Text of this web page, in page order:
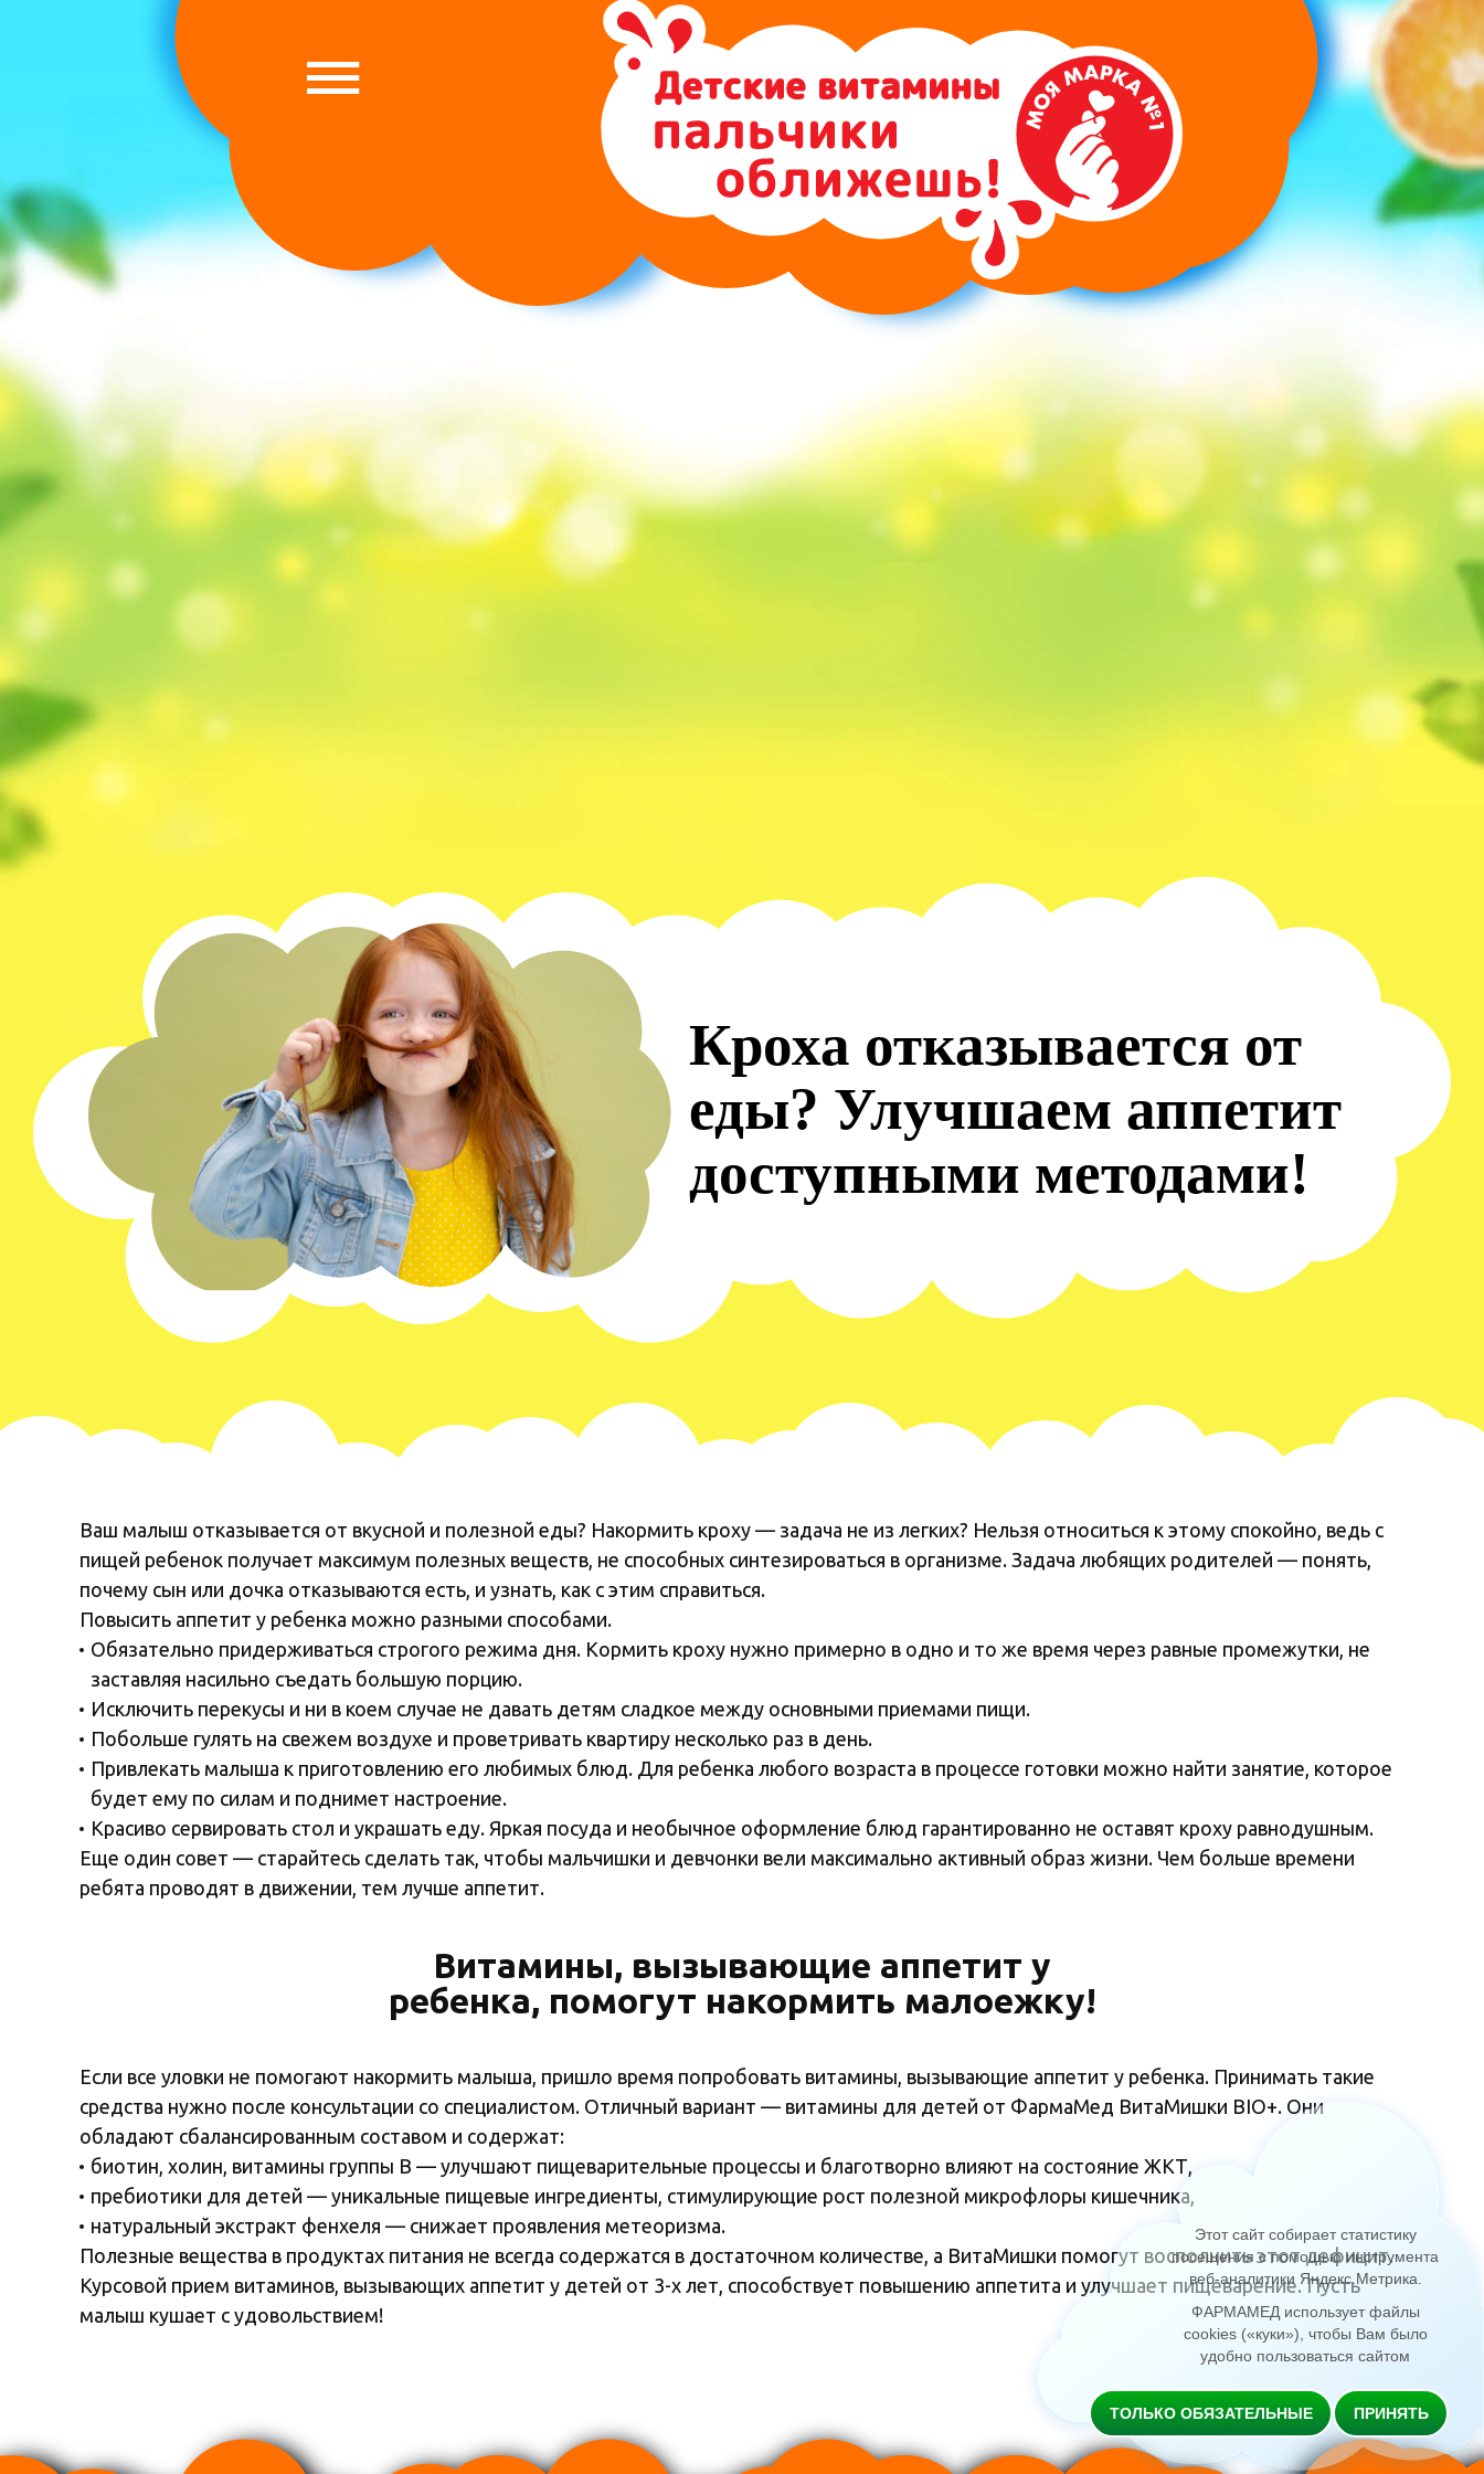
Кроха отказывается от
еды? Улучшаем аппетит
доступными методами!
Ваш малыш отказывается от вкусной и полезной еды? Накормить кроху — задача не из легких? Нельзя относиться к этому спокойно, ведь с
пищей ребенок получает максимум полезных веществ, не способных синтезироваться в организме. Задача любящих родителей — понять,
почему сын или дочка отказываются есть, и узнать, как с этим справиться.
Повысить аппетит у ребенка можно разными способами.
Обязательно придерживаться строгого режима дня. Кормить кроху нужно примерно в одно и то же время через равные промежутки, не
заставляя насильно съедать большую порцию.
Исключить перекусы и ни в коем случае не давать детям сладкое между основными приемами пищи.
Побольше гулять на свежем воздухе и проветривать квартиру несколько раз в день.
Привлекать малыша к приготовлению его любимых блюд. Для ребенка любого возраста в процессе готовки можно найти занятие, которое
будет ему по силам и поднимет настроение.
Красиво сервировать стол и украшать еду. Яркая посуда и необычное оформление блюд гарантированно не оставят кроху равнодушным.
Еще один совет — старайтесь сделать так, чтобы мальчишки и девчонки вели максимально активный образ жизни. Чем больше времени
ребята проводят в движении, тем лучше аппетит.
Витамины, вызывающие аппетит у
ребенка, помогут накормить малоежку!
Если все уловки не помогают накормить малыша, пришло время попробовать витамины, вызывающие аппетит у ребенка. Принимать такие
средства нужно после консультации со специалистом. Отличный вариант — витамины для детей от ФармаМед ВитаМишки BIO+. Они
обладают сбалансированным составом и содержат:
биотин, холин, витамины группы В — улучшают пищеварительные процессы и благотворно влияют на состояние ЖКТ,
пребиотики для детей — уникальные пищевые ингредиенты, стимулирующие рост полезной микрофлоры кишечника,
натуральный экстракт фенхеля — снижает проявления метеоризма.
Полезные вещества в продуктах питания не всегда содержатся в достаточном количестве, а ВитаМишки помогут восполнить этот дефицит.
Курсовой прием витаминов, вызывающих аппетит у детей от 3-х лет, способствует повышению аппетита и улучшает пищеварение. Пусть
малыш кушает с удовольствием!
Этот сайт собирает статистику
посещения с помощью инструмента
веб-аналитики Яндекс.Метрика
ФАРМАМЕД использует файлы
cookies («куки»), чтобы Вам было
удобно пользоваться сайтом
ТОЛЬКО ОБЯЗАТЕЛЬНЫЕ ПРИНЯТЬ